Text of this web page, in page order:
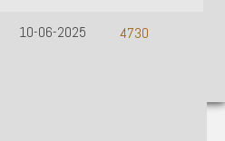
4730
10-06-2025